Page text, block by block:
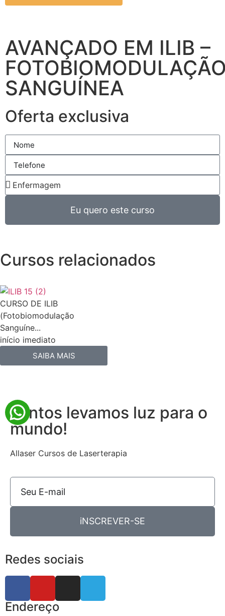
AVANÇADO EM ILIB –
SANGUÍNEA
Oferta exclusiva
Eu quero este curso
Cursos relacionados
CURSO DE ILIB
(Fotobiomodulação
Sanguíne...
início imediato
SAIBA MAIS
Juntos levamos luz para o
mundo!
Allaser Cursos de Laserterapia
iNSCREVER-SE
Redes sociais
Endereço